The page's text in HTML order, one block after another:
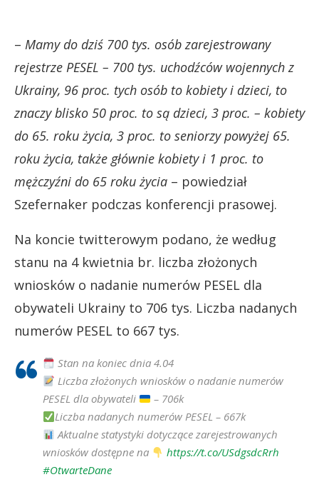
– Mamy do dziś 700 tys. osób zarejestrowany
rejestrze PESEL – 700 tys. uchodźców wojennych z
Ukrainy, 96 proc. tych osób to kobiety i dzieci, to
znaczy blisko 50 proc. to są dzieci, 3 proc. – kobiety
do 65. roku życia, 3 proc. to seniorzy powyżej 65.
roku życia, także głównie kobiety i 1 proc. to
mężczyźni do 65 roku życia – powiedział
Szefernaker podczas konferencji prasowej.
Na koncie twitterowym podano, że według
stanu na 4 kwietnia br. liczba złożonych
wniosków o nadanie numerów PESEL dla
obywateli Ukrainy to 706 tys. Liczba nadanych
numerów PESEL to 667 tys.
Stan na koniec dnia 4.04
Liczba złożonych wniosków o nadanie numerów
PESEL dla obywateli
– 706k
Liczba nadanych numerów PESEL – 667k
Aktualne statystyki dotyczące zarejestrowanych
wniosków dostępne na
https://t.co/USdgsdcRrh
#OtwarteDane